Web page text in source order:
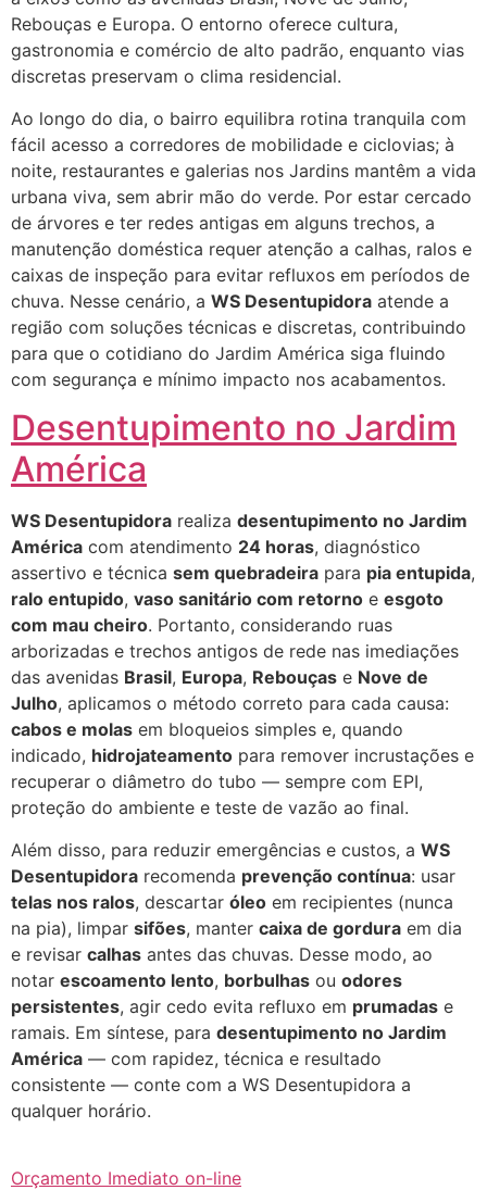
Rebouças e Europa. O entorno oferece cultura,
gastronomia e comércio de alto padrão, enquanto vias
discretas preservam o clima residencial.
Ao longo do dia, o bairro equilibra rotina tranquila com
fácil acesso a corredores de mobilidade e ciclovias; à
noite, restaurantes e galerias nos Jardins mantêm a vida
urbana viva, sem abrir mão do verde. Por estar cercado
de árvores e ter redes antigas em alguns trechos, a
manutenção doméstica requer atenção a calhas, ralos e
caixas de inspeção para evitar refluxos em períodos de
chuva. Nesse cenário, a WS Desentupidora atende a
região com soluções técnicas e discretas, contribuindo
para que o cotidiano do Jardim América siga fluindo
com segurança e mínimo impacto nos acabamentos.
Desentupimento no Jardim
América
WS Desentupidora realiza desentupimento no Jardim
América com atendimento 24 horas, diagnóstico
assertivo e técnica sem quebradeira para pia entupida,
ralo entupido, vaso sanitário com retorno e esgoto
com mau cheiro. Portanto, considerando ruas
arborizadas e trechos antigos de rede nas imediações
das avenidas Brasil, Europa, Rebouças e Nove de
Julho, aplicamos o método correto para cada causa:
cabos e molas em bloqueios simples e, quando
indicado, hidrojateamento para remover incrustações e
recuperar o diâmetro do tubo — sempre com EPI,
proteção do ambiente e teste de vazão ao final.
Além disso, para reduzir emergências e custos, a WS
Desentupidora recomenda prevenção contínua: usar
telas nos ralos, descartar óleo em recipientes (nunca
na pia), limpar sifões, manter caixa de gordura em dia
e revisar calhas antes das chuvas. Desse modo, ao
notar escoamento lento, borbulhas ou odores
persistentes, agir cedo evita refluxo em prumadas e
ramais. Em síntese, para desentupimento no Jardim
América — com rapidez, técnica e resultado
consistente — conte com a WS Desentupidora a
qualquer horário.
Orçamento Imediato on-line